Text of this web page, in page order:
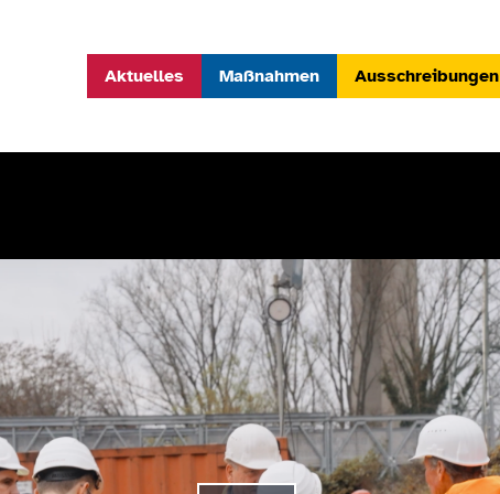
Aktuelles Maßnahmen Ausschreibungen